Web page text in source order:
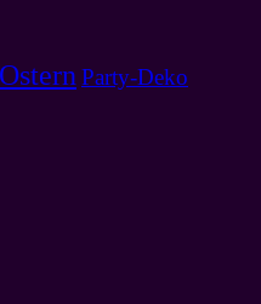
Ostern Party-Deko